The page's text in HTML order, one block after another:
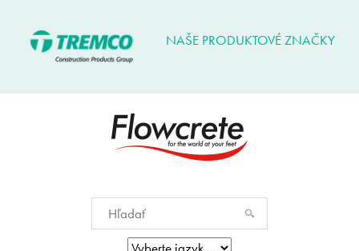
NAŠE PRODUKTOVÉ ZNAČKY